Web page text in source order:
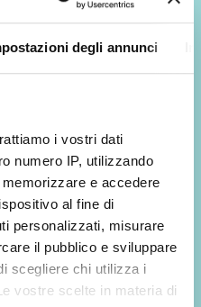
degli annunci
i vostri dati
numero IP, utilizzando
e accedere
al fine di
personalizzati, misurare
il pubblico e sviluppare
scegliere chi utilizza i
vostre scelte in materia di
della nostra
e partnership
garantire standard